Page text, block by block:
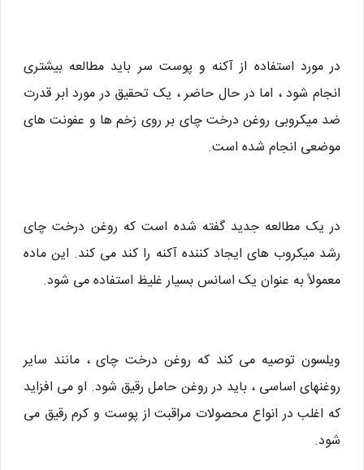
در مورد استفاده از آکنه و پوست سر باید مطالعه بیشتری
انجام شود ، اما در حال حاضر ، یک تحقیق در مورد ابر قدرت
ضد میکروبی روغن درخت چای بر روی زخم ها و عفونت های
موضعی انجام شده است.
در یک مطالعه جدید گفته شده است که روغن درخت چای
رشد میکروب های ایجاد کننده آکنه را کند می کند. این ماده
معمولاً به عنوان یک اسانس بسیار غلیظ استفاده می شود.
ویلسون توصیه می کند که روغن درخت چای ، مانند سایر
روغنهای اساسی ، باید در روغن حامل رقیق شود. او می افزاید
که اغلب در انواع محصولات مراقبت از پوست و کرم رقیق می
شود.